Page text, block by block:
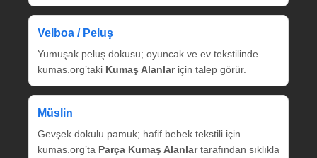
Velboa / Peluş
Yumuşak peluş dokusu; oyuncak ve ev tekstilinde
kumas.org’taki Kumaş Alanlariçin talep görür.
Müslin
Gevşek dokulu pamuk; hafif bebek tekstili için
kumas.org’ta Parça Kumaş Alanlartarafından sıklıkla